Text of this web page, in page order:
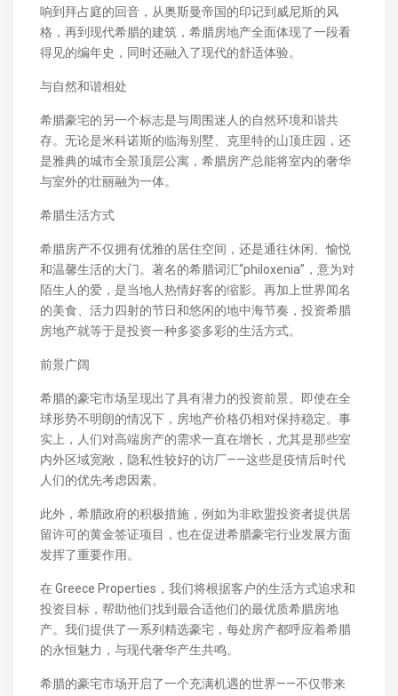
响到拜占庭的回音，从奥斯曼帝国的印记到威尼斯的风
格，再到现代希腊的建筑，希腊房地产全面体现了一段看
得见的编年史，同时还融入了现代的舒适体验。
与自然和谐相处
希腊豪宅的另一个标志是与周围迷人的自然环境和谐共
存。无论是米科诺斯的临海别墅、克里特的山顶庄园，还
是雅典的城市全景顶层公寓，希腊房产总能将室内的奢华
与室外的壮丽融为一体。
希腊生活方式
希腊房产不仅拥有优雅的居住空间，还是通往休闲、愉悦
和温馨生活的大门。著名的希腊词汇“philoxenia”，意为对
陌生人的爱，是当地人热情好客的缩影。再加上世界闻名
的美食、活力四射的节日和悠闲的地中海节奏，投资希腊
房地产就等于是投资一种多姿多彩的生活方式。
前景广阔
希腊的豪宅市场呈现出了具有潜力的投资前景。即使在全
球形势不明朗的情况下，房地产价格仍相对保持稳定。事
实上，人们对高端房产的需求一直在增长，尤其是那些室
内外区域宽敞，隐私性较好的访厂——这些是疫情后时代
人们的优先考虑因素。
此外，希腊政府的积极措施，例如为非欧盟投资者提供居
留许可的黄金签证项目，也在促进希腊豪宅行业发展方面
发挥了重要作用。
在 Greece Properties，我们将根据客户的生活方式追求和
投资目标，帮助他们找到最合适他们的最优质希腊房地
产。我们提供了一系列精选豪宅，每处房产都呼应着希腊
的永恒魅力，与现代奢华产生共鸣。
希腊的豪宅市场开启了一个充满机遇的世界——不仅带来